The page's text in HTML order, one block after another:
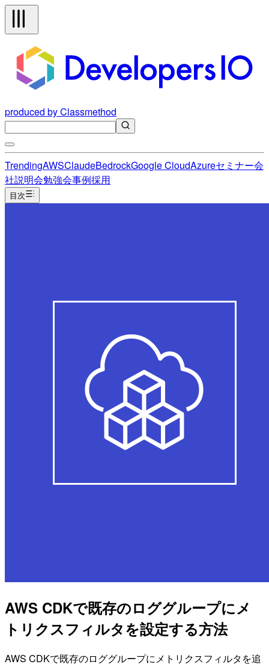
produced by Classmethod
TrendingAWSClaudeBedrockGoogle CloudAzureセミナー会
社説明会勉強会事例採用
目次
AWS CDKで既存のロググループにメ
トリクスフィルタを設定する方法
AWS CDKで既存のロググループにメトリクスフィルタを追